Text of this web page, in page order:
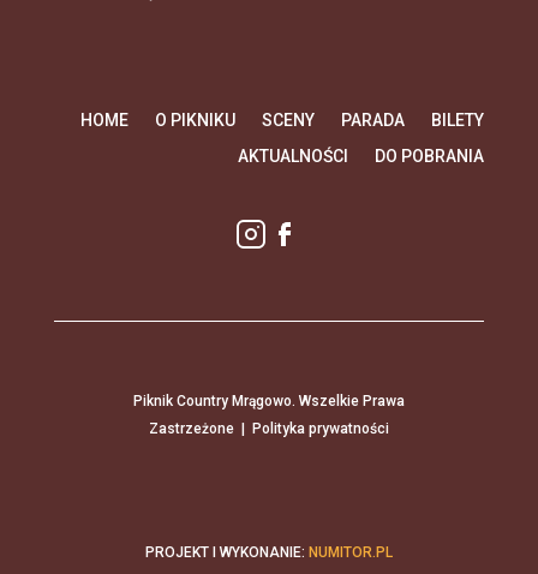
HOME O PIKNIKU SCENY PARADA
BILETY
AKTUALNOŚCI
DO POBRANIA
Piknik Country Mrągowo. Wszelkie Prawa
Zastrzeżone | Polityka prywatności
PROJEKT I WYKONANIE: NUMITOR.PL